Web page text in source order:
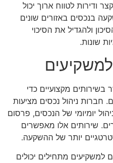
ודירות לטווח ארוך יכול
בנכסים באזורים שונים
ולהגדיל את הסיכוי
שונות.
בשירותים מקצועיים כדי
ניהול נכסים מציעות
יומיומי של הנכסים, פרסום
שירותים אלו מאפשרים
יותר של ההשקעה.
למשקיעים מתחילים יכולים